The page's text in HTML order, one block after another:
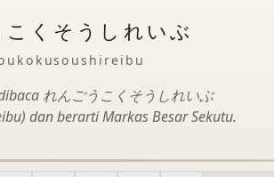
くそうしれいぶ
れんごうこくそうしれいぶ
dan berarti Markas Besar Sekutu.